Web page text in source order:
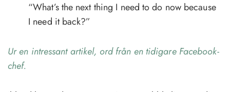
“What’s the next thing I need to do now because
I need it back?”
Ur en intressant artikel, ord från en tidigare Facebook-
chef.